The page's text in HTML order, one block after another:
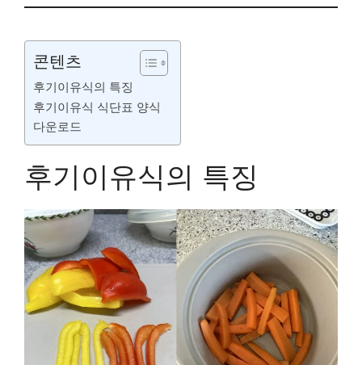
콘텐츠
후기이유식의 특징
후기이유식 식단표 양식
다운로드
후기이유식의 특징